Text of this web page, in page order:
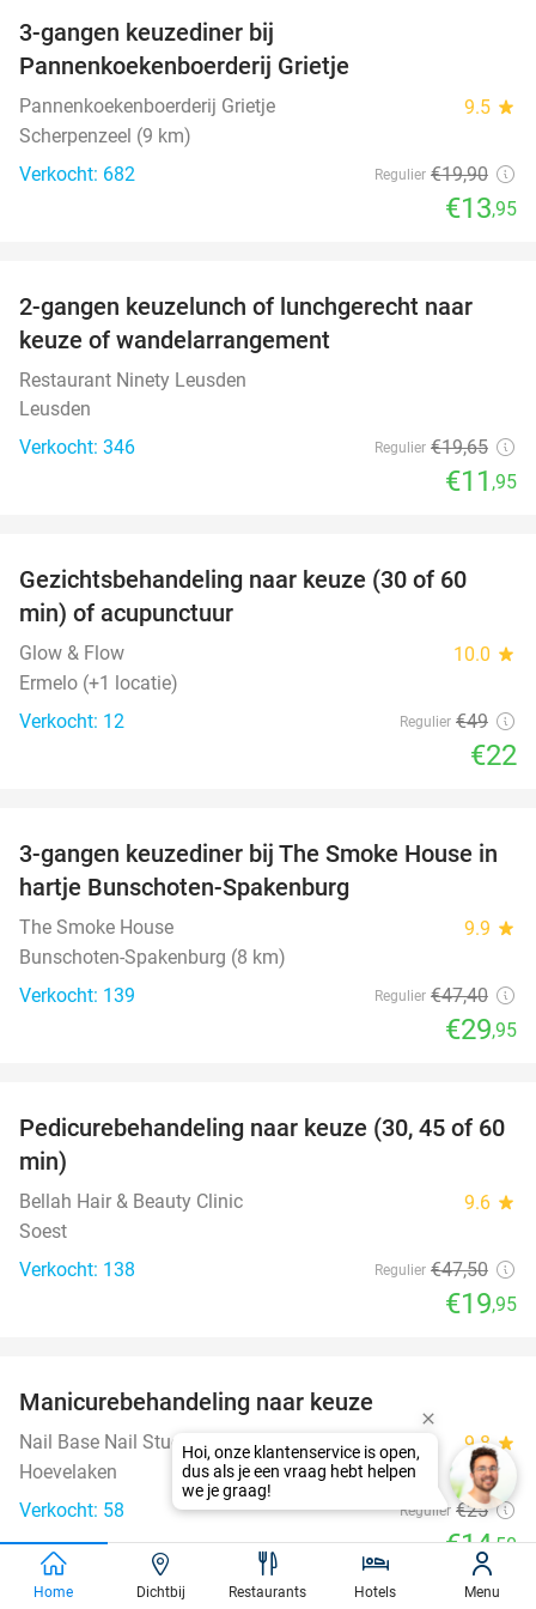
3-gangen keuzediner bij
Pannenkoekenboerderij Grietje
Pannenkoekenboerderij Grietje 9.5 star
Scherpenzeel (9 km)
Verkocht: 682
Regulier €19,90
€13,95
39%
2-gangen keuzelunch of lunchgerecht naar
keuze of wandelarrangement
Restaurant Ninety Leusden
Leusden
Verkocht: 346
Regulier €19,65
€11 ,95
55%
Gezichtsbehandeling naar keuze (30 of 60
min) of acupunctuur
Glow & Flow 10.0 star
Ermelo (+1 locatie)
Verkocht: 12
Regulier €49
€22
37%
3-gangen keuzediner bij The Smoke House in
hartje Bunschoten-Spakenburg
The Smoke House 9.9 star
Bunschoten-Spakenburg (8 km)
Verkocht: 139
Regulier €47,40
€29,95
58%
Pedicurebehandeling naar keuze (30, 45 of 60
min)
Bellah Hair & Beauty Clinic 9.6 star
Soest
Verkocht: 138
Regulier €47,50
€19,95
Manicurebehandeling naar keuze
Nail Base Nail Studio 9.8 star
Hoevelaken
Verkocht: 58
Regulier €25
€14,50
favorite_border
Home Dichtbij Restaurants Hotels Menu